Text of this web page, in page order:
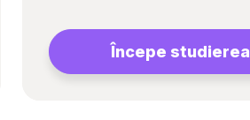
Începe studierea